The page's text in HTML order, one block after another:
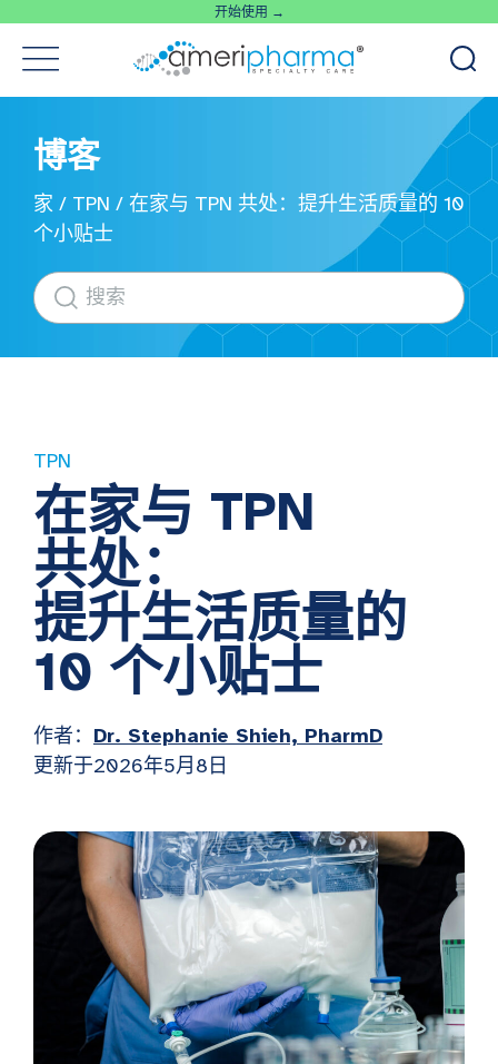
开始使用 →
博客
家 / TPN / 在家与 TPN 共处：提升生活质量的 10
个小贴士
TPN
在家与 TPN
共处：
提升生活质量的
10 个小贴士
作者： Dr. Stephanie Shieh, PharmD
更新于2026年5月8日